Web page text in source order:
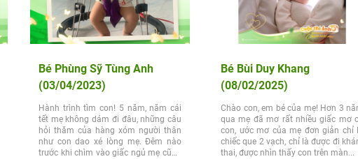
Bé Phùng Sỹ Tùng Anh
(03/04/2023)
Hành trình tìm con! 5 năm, năm cái
tết mẹ không dám đi đâu, những câu
hỏi thăm của hàng xóm người thân
như con dao xé lòng mẹ. Đêm nào
trước khi chìm vào giấc ngủ mẹ cũng
Bé Bùi Duy Khang
(08/02/2025)
Chào con, em bé của mẹ! Hơn 3
qua mẹ đã mơ rất nhiều giấc mơ
con, ước mơ của mẹ đơn giản chỉ
chiếc que 2 vạch, chỉ là được đi
thai, được nhìn thấy con trên màn...